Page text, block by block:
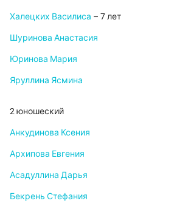
Халецких Василиса – 7 лет
Шуринова Анастасия
Юринова Мария
Яруллина Ясмина
2 юношеский
Анкудинова Ксения
Архипова Евгения
Асадуллина Дарья
Бекрень Стефания